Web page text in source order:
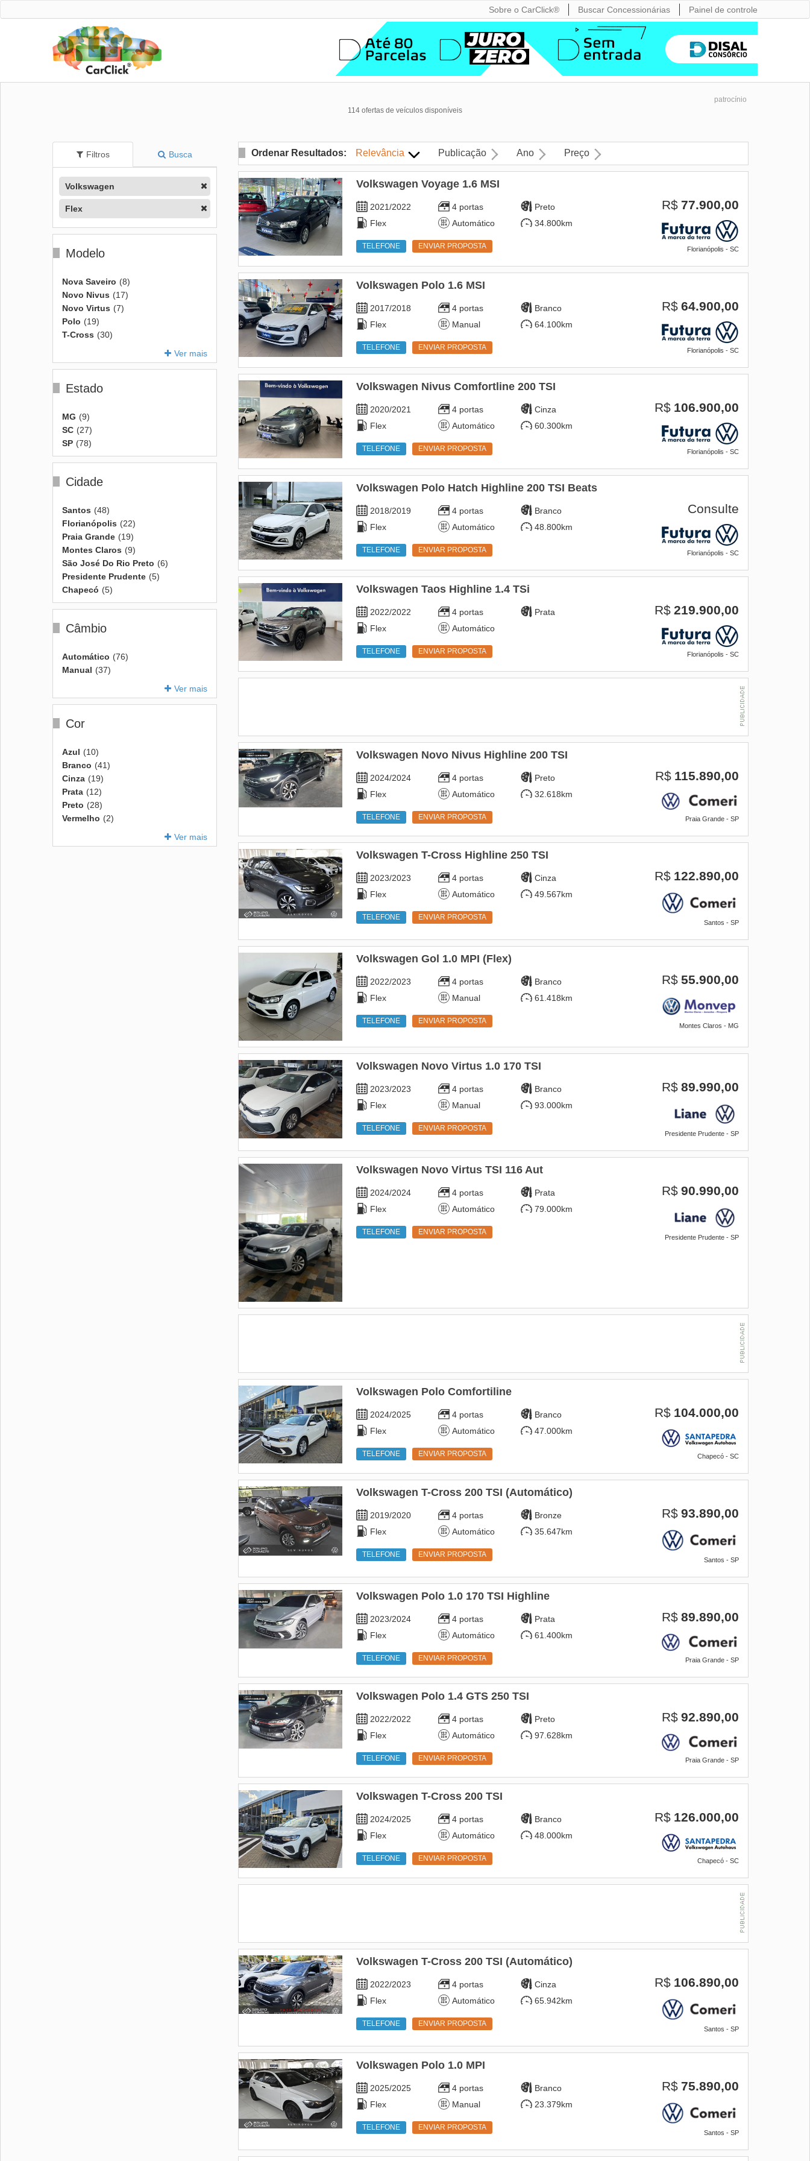
Sobre o CarClick® Buscar Concessionárias Painel de controle
patrocínio
114 ofertas de veículos disponíveis
Filtros Busca
Volkswagen
Flex
Modelo
Nova Saveiro (8)
Novo Nivus (17)
Novo Virtus (7)
Polo (19)
T-Cross (30)
Ver mais
Estado
MG (9)
SC (27)
SP (78)
Cidade
Santos (48)
Florianópolis (22)
Praia Grande (19)
Montes Claros (9)
São José Do Rio Preto (6)
Presidente Prudente (5)
Chapecó (5)
Câmbio
Automático (76)
Manual (37)
Ver mais
Cor
Azul (10)
Branco (41)
Cinza (19)
Prata (12)
Preto (28)
Vermelho (2)
Ver mais
Ordenar Resultados: Relevância Publicação Ano Preço
Volkswagen Voyage 1.6 MSI
2021/2022 4 portas
Preto
Flex
Automático 34.800km
TELEFONE ENVIAR PROPOSTA
R$ 77.900,00
Florianópolis - SC
Volkswagen Polo 1.6 MSI
2017/2018 4 portas
Branco
Flex
Manual 64.100km
TELEFONE ENVIAR PROPOSTA
R$ 64.900,00
Florianópolis - SC
Volkswagen Nivus Comfortline 200 TSI
2020/2021 4 portas
Cinza
Flex
Automático 60.300km
TELEFONE ENVIAR PROPOSTA
R$ 106.900,00
Florianópolis - SC
Volkswagen Polo Hatch Highline 200 TSI Beats
2018/2019 4 portas
Branco
Flex
Automático 48.800km
TELEFONE ENVIAR PROPOSTA
Consulte
Florianópolis - SC
Volkswagen Taos Highline 1.4 TSi
2022/2022 4 portas
Prata
Flex
Automático
TELEFONE ENVIAR PROPOSTA
R$ 219.900,00
Florianópolis - SC
Volkswagen Novo Nivus Highline 200 TSI
2024/2024 4 portas
Preto
Flex
Automático 32.618km
TELEFONE ENVIAR PROPOSTA
R$ 115.890,00
Praia Grande - SP
Volkswagen T-Cross Highline 250 TSI
2023/2023 4 portas
Cinza
Flex
Automático 49.567km
TELEFONE ENVIAR PROPOSTA
R$ 122.890,00
Santos - SP
Volkswagen Gol 1.0 MPI (Flex)
2022/2023 4 portas
Branco
Flex
Manual 61.418km
TELEFONE ENVIAR PROPOSTA
R$ 55.900,00
Montes Claros - MG
Volkswagen Novo Virtus 1.0 170 TSI
2023/2023 4 portas
Branco
Flex
Manual 93.000km
TELEFONE ENVIAR PROPOSTA
R$ 89.990,00
Presidente Prudente - SP
Volkswagen Novo Virtus TSI 116 Aut
2024/2024 4 portas
Prata
Flex
Automático 79.000km
TELEFONE ENVIAR PROPOSTA
R$ 90.990,00
Presidente Prudente - SP
Volkswagen Polo Comfortiline
2024/2025 4 portas
Branco
Flex
Automático 47.000km
TELEFONE ENVIAR PROPOSTA
R$ 104.000,00
Chapecó - SC
Volkswagen T-Cross 200 TSI (Automático)
2019/2020 4 portas
Bronze
Flex
Automático 35.647km
TELEFONE ENVIAR PROPOSTA
R$ 93.890,00
Santos - SP
Volkswagen Polo 1.0 170 TSI Highline
2023/2024 4 portas
Prata
Flex
Automático 61.400km
TELEFONE ENVIAR PROPOSTA
R$ 89.890,00
Praia Grande - SP
Volkswagen Polo 1.4 GTS 250 TSI
2022/2022 4 portas
Preto
Flex
Automático 97.628km
TELEFONE ENVIAR PROPOSTA
R$ 92.890,00
Praia Grande - SP
Volkswagen T-Cross 200 TSI
2024/2025 4 portas
Branco
Flex
Automático 48.000km
TELEFONE ENVIAR PROPOSTA
R$ 126.000,00
Chapecó - SC
Volkswagen T-Cross 200 TSI (Automático)
2022/2023 4 portas
Cinza
Flex
Automático 65.942km
TELEFONE ENVIAR PROPOSTA
R$ 106.890,00
Santos - SP
Volkswagen Polo 1.0 MPI
2025/2025 4 portas
Branco
Flex
Manual 23.379km
TELEFONE ENVIAR PROPOSTA
R$ 75.890,00
Santos - SP